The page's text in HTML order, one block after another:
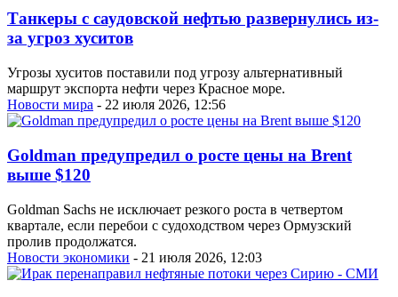
Танкеры с саудовской нефтью развернулись из-
за угроз хуситов
Угрозы хуситов поставили под угрозу альтернативный
маршрут экспорта нефти через Красное море.
Новости мира - 22 июля 2026, 12:56
Goldman предупредил о росте цены на Brent
выше $120
Goldman Sachs не исключает резкого роста в четвертом
квартале, если перебои с судоходством через Ормузский
пролив продолжатся.
Новости экономики - 21 июля 2026, 12:03